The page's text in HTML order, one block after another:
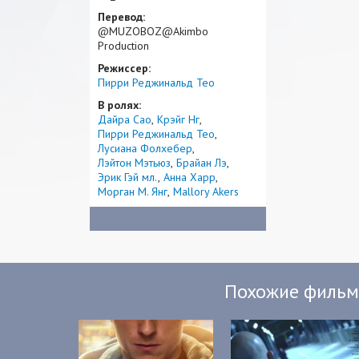
Перевод:
@MUZOBOZ@Akimbo
Production
Режиссер:
Пирри Реджинальд Тео
В ролях:
Дайра Сао Крэйг Нг
Пирри Реджинальд Тео
Лусиана Фолхебер
Лэйтон Мэтьюз Брайан Лэ
Эрик Гэй мл. Анна Харр
Морган М. Янг Mallory Akers
Похожие